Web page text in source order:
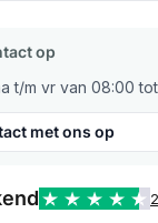
op
t/m vr van 08:00 tot
met ons op